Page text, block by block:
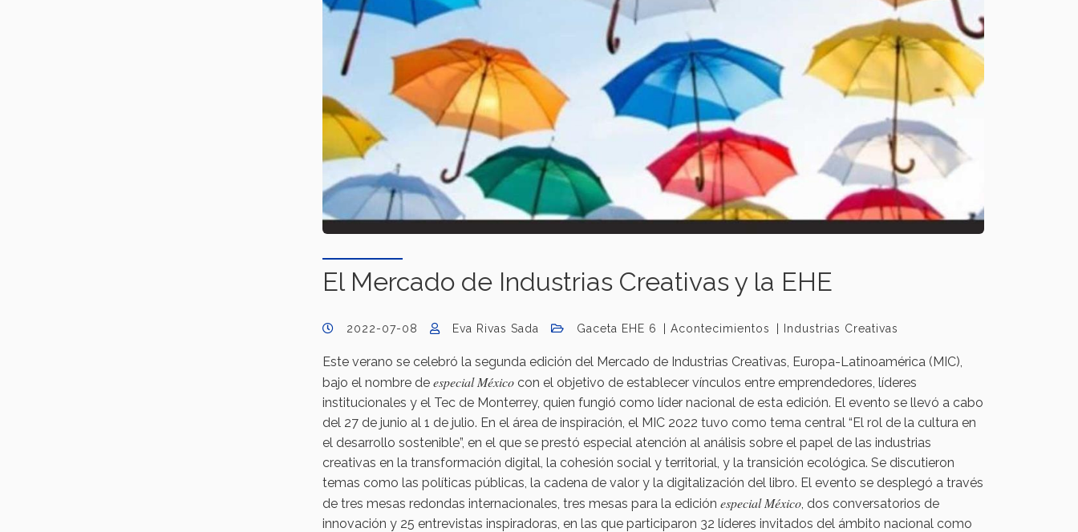
El Mercado de Industrias Creativas y la EHE
2022-07-08 Eva Rivas Sada Gaceta EHE 6 Acontecimientos Industrias Creativas
Este verano se celebró la segunda edición del Mercado de Industrias Creativas, Europa-Latinoamérica (MIC),
bajo el nombre de especial México con el objetivo de establecer vínculos entre emprendedores, líderes
institucionales y el Tec de Monterrey, quien fungió como líder nacional de esta edición. El evento se llevó a cabo
del 27 de junio al 1 de julio. En el área de inspiración, el MIC 2022 tuvo como tema central “El rol de la cultura en
el desarrollo sostenible”, en el que se prestó especial atención al análisis sobre el papel de las industrias
creativas en la transformación digital, la cohesión social y territorial, y la transición ecológica. Se discutieron
temas como las políticas públicas, la cadena de valor y la digitalización del libro. El evento se desplegó a través
de tres mesas redondas internacionales, tres mesas para la edición especial México , dos conversatorios de
innovación y 25 entrevistas inspiradoras, en las que participaron 32 líderes invitados del ámbito nacional como